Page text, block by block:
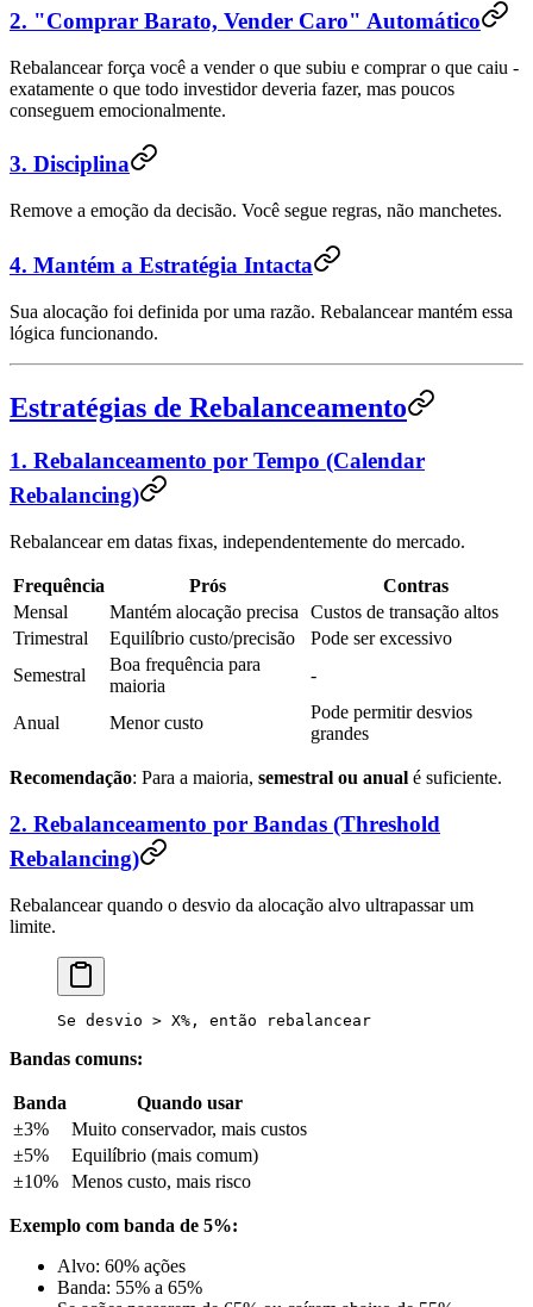
2. "Comprar Barato, Vender Caro" Automático
Rebalancear força você a vender o que subiu e comprar o que caiu -
exatamente o que todo investidor deveria fazer, mas poucos
conseguem emocionalmente.
3. Disciplina
Remove a emoção da decisão. Você segue regras, não manchetes.
4. Mantém a Estratégia Intacta
Sua alocação foi definida por uma razão. Rebalancear mantém essa
lógica funcionando.
Estratégias de Rebalanceamento
1. Rebalanceamento por Tempo (Calendar
Rebalancing)
Rebalancear em datas fixas, independentemente do mercado.
Frequência Prós
Contras
Mensal
Mantém alocação precisa
Custos de transação altos
Trimestral
Equilíbrio custo/precisão
Pode ser excessivo
Semestral
Boa frequência para
maioria
-
Anual Menor custo
Pode permitir desvios
grandes
Recomendação: Para a maioria, semestral ou anual é suficiente.
2. Rebalanceamento por Bandas (Threshold
Rebalancing)
Rebalancear quando o desvio da alocação alvo ultrapassar um
limite.
Se desvio > X%, então rebalancear
Bandas comuns:
Banda
Quando usar
±3%
Muito conservador, mais custos
±5%
Equilíbrio (mais comum)
±10%
Menos custo, mais risco
Exemplo com banda de 5%:
Alvo: 60% ações
Banda: 55% a 65%